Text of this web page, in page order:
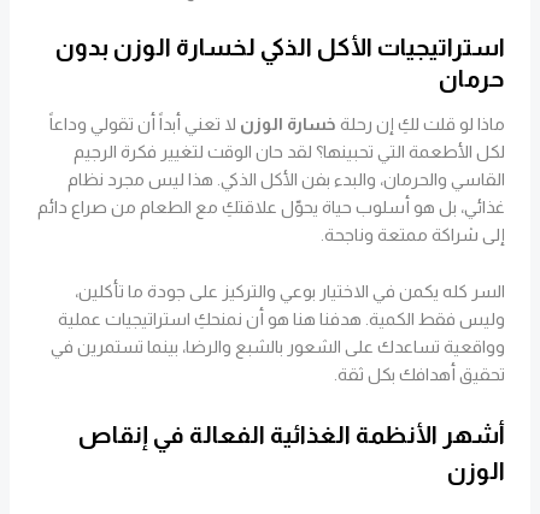
استراتيجيات الأكل الذكي لخسارة الوزن بدون
حرمان
ماذا لو قلت لكِ إن رحلة خسارة الوزن لا تعني أبداً أن تقولي وداعاً
لكل الأطعمة التي تحبينها؟ لقد حان الوقت لتغيير فكرة الرجيم
القاسي والحرمان، والبدء بفن الأكل الذكي. هذا ليس مجرد نظام
غذائي، بل هو أسلوب حياة يحوّل علاقتكِ مع الطعام من صراع دائم
إلى شراكة ممتعة وناجحة.
السر كله يكمن في الاختيار بوعي والتركيز على جودة ما تأكلين،
وليس فقط الكمية. هدفنا هنا هو أن نمنحكِ استراتيجيات عملية
وواقعية تساعدك على الشعور بالشبع والرضا، بينما تستمرين في
تحقيق أهدافك بكل ثقة.
أشهر الأنظمة الغذائية الفعالة في إنقاص
الوزن